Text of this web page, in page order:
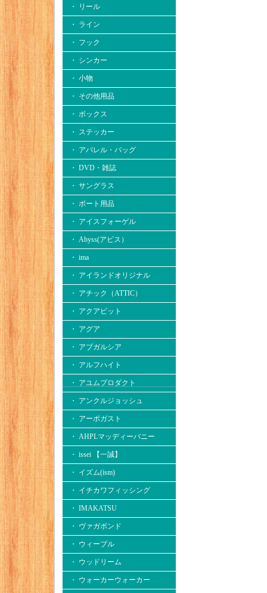
・ リール
・ ライン
・ フック
・ シンカー
・ 小物
・ その他用品
・ ボックス
・ ステッカー
・ アパレル・バッグ
・ DVD・雑誌
・ サングラス
・ ボート用品
・ アイスフォーゲル
・ Abyss(アビス）
・ ima
・ アイランドオリジナル
・ アチック（ATTIC）
・ アクアビット
・ アグア
・ アブガルシア
・ アルフハイト
・ アユムプロダクト
・ アンクルジョッシュ
・ アーボガスト
・ AHPLマッディーバニー
・ issei 【一誠】
・ イズム(ism)
・ イチカワフィッシング
・ IMAKATSU
・ ヴァガボンド
・ ウィーブル
・ ウッドリーム
・ ウォーカーウォーカー